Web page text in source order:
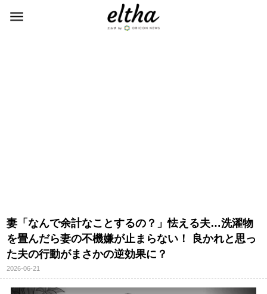
妻「なんで余計なことするの？」怯える夫…洗濯物
を畳んだら妻の不機嫌が止まらない！ 良かれと思っ
た夫の行動がまさかの逆効果に？
2026-06-21